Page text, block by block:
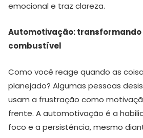
emocional e traz clareza.
Automotivação:
combustível
Como você reage quando as
planejado? Algumas pessoas
usam a frustração como
frente. A automotivação é a
foco e a persistência, mesmo